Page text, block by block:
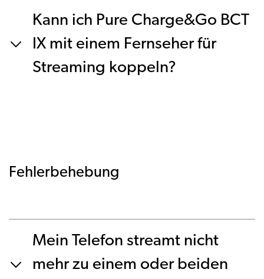
Kann ich Pure Charge&Go BCT
IX mit einem Fernseher für
Streaming koppeln?
Fehlerbehebung
Mein Telefon streamt nicht
mehr zu einem oder beiden